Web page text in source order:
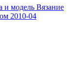
и модель Вязание
2010-04